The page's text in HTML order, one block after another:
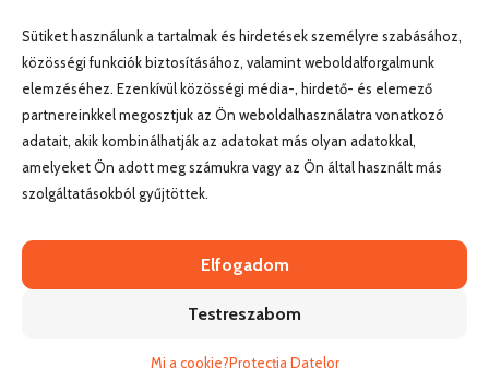
Sütiket használunk a tartalmak és hirdetések személyre szabásához,
közösségi funkciók biztosításához, valamint weboldalforgalmunk
elemzéséhez. Ezenkívül közösségi média-, hirdető- és elemező
partnereinkkel megosztjuk az Ön weboldalhasználatra vonatkozó
adatait, akik kombinálhatják az adatokat más olyan adatokkal,
amelyeket Ön adott meg számukra vagy az Ön által használt más
szolgáltatásokból gyűjtöttek.
Elfogadom
Testreszabom
Mi a cookie?Protecția Datelor